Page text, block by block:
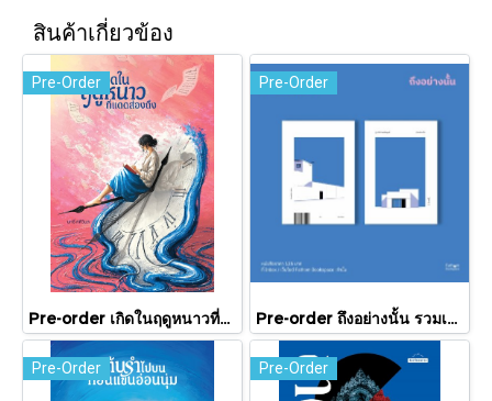
สินค้าเกี่ยวข้อง
Pre-Order
Pre-order เกิดในฤดูหนาวที่แดดส่องถึง / นทธี ศศิวิมล / Pandora Press
Pre-Order
Pre-order ถึงอย่างนั้น รวมเรื่องสั้น / ภู่มณี ศิริพรไพบูลย์ / สำนักพิมพ์ตำหนัก
Pre-Order Pre-Order